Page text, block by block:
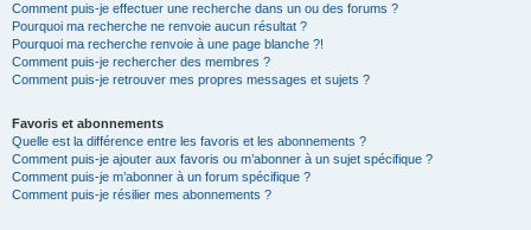
Comment puis-je effectuer une recherche dans un ou des forums ?
Pourquoi ma recherche ne renvoie aucun résultat ?
Pourquoi ma recherche renvoie à une page blanche ?!
Comment puis-je rechercher des membres ?
Comment puis-je retrouver mes propres messages et sujets ?
Favoris et abonnements
Quelle est la différence entre les favoris et les abonnements ?
Comment puis-je ajouter aux favoris ou m’abonner à un sujet spécifique ?
Comment puis-je m’abonner à un forum spécifique ?
Comment puis-je résilier mes abonnements ?